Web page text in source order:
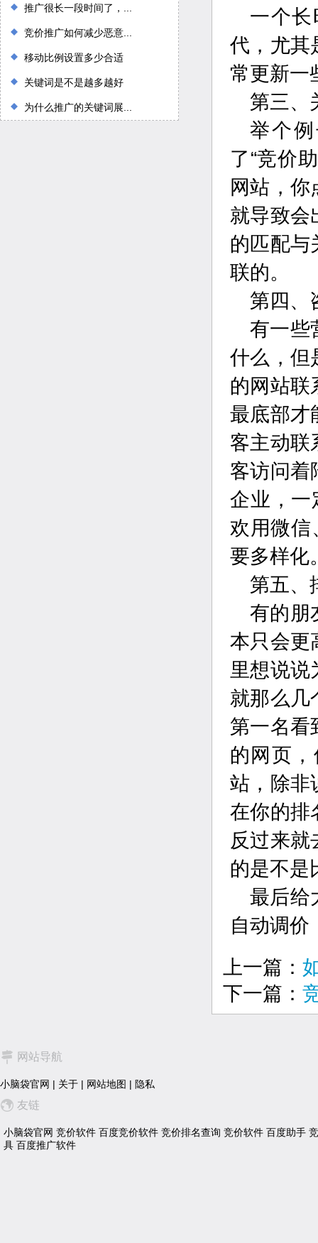
推广很长一段时间了，...
竞价推广如何减少恶意...
移动比例设置多少合适
关键词是不是越多越好
为什么推广的关键词展...
一个
代，尤其
常更新一
第三、
举个
了“竞价
网站，
就导致会
的匹配与
联的。
第四、
有一些
什么，但
的网站联
最底部才
客主动联
客访问着
企业，一
欢用微信
要多样化
第五、
有的朋
本只会更
里想说说
就那么几
第一名看
的网页
站，除非
在你的排
反过来就
的是不是
最后给
自动调价
上一篇：
下一篇：
网站导航
小脑袋官网 | 关于 | 网站地图 | 隐私
友链
小脑袋官网 竞价软件 百度竞价软件 竞价排名查询 竞价软件 百度助手
具 百度推广软件